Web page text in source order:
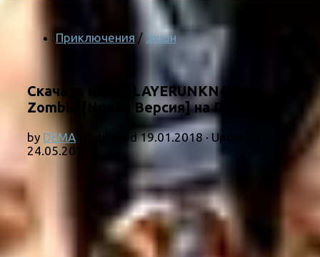
Приключения / Экшн
Скачать игру PLAYERUNKN4WN:
Zombie [Новая Версия] на ПК
by DEMA · Published19.01.2018· Updated
24.05.2018